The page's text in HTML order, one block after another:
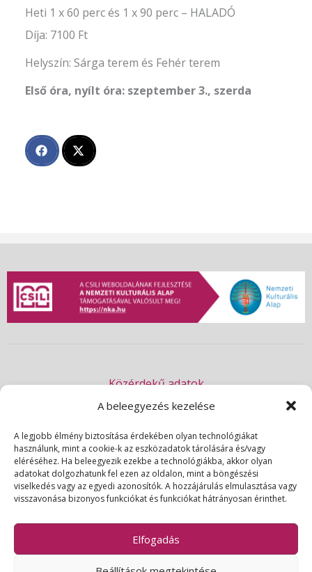
A beleegyezés kezelése
A legjobb élmény biztosítása érdekében olyan technológiákat
használunk, mint a cookie-k az eszközadatok tárolására és/vagy
eléréséhez. Ha beleegyezik ezekbe a technológiákba, akkor olyan
adatokat dolgozhatunk fel ezen az oldalon, mint a böngészési
viselkedés vagy az egyedi azonosítók. A hozzájárulás elmulasztása vagy
visszavonása bizonyos funkciókat és funkciókat hátrányosan érinthet.
Elfogadás
Heti 1 x 60 perc és 1 x 90 perc – HALADÓ
Díja: 7100 Ft
Helyszín: Sárga terem és Fehér terem
Első óra, nyílt óra: szeptember 3., szerda
Közérdekű adatok
Akadálymentességi nyilatkozat
Impresszum
Kapcsolat
© 2026 | Csili Művelődési Központ | Minden jog fenntartva